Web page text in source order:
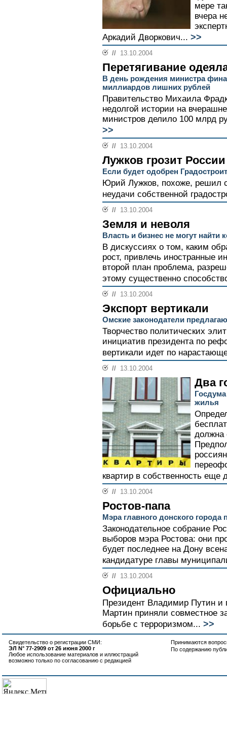
мере
вчера
Аркадий Дворкович... >>
// 13.10.2004
Перетягивание
В день рождения министра
миллиардов лишних рублей
Правительство Михаила
недолгой истории на
министров делило 100 млрд
>>
// 13.10.2004
Лужков грозит
Если будет одобрен
Юрий Лужков, похоже, решил
неудачи собственной
// 13.10.2004
Земля и неволя
Власть и бизнес не могут
В дискуссиях о том, каким
рост, привлечь иностранные
второй план проблема,
этому существенно
// 13.10.2004
Экспорт вертикали
Омские законодатели
Творчество политических
инициатив президента по
вертикали идет по
// 13.10.2004
Два
жилья
должна
квартир в собственность еще
// 13.10.2004
Ростов-папа
Мэра главного донского
Законодательное собрание
выборов мэра Ростова: они
будет последнее на Дону
кандидатуре главы
// 13.10.2004
Официально
Президент Владимир Путин
Мартин приняли совместное
борьбе с терроризмом... >>
Свидетельство о регистрации СМИ:
ЭЛ N° 77-2909 от 26 июня 2000 г
Любое использование материалов и иллюстраций
возможно только по согласованию с редакцией
Принимаются
По содержанию